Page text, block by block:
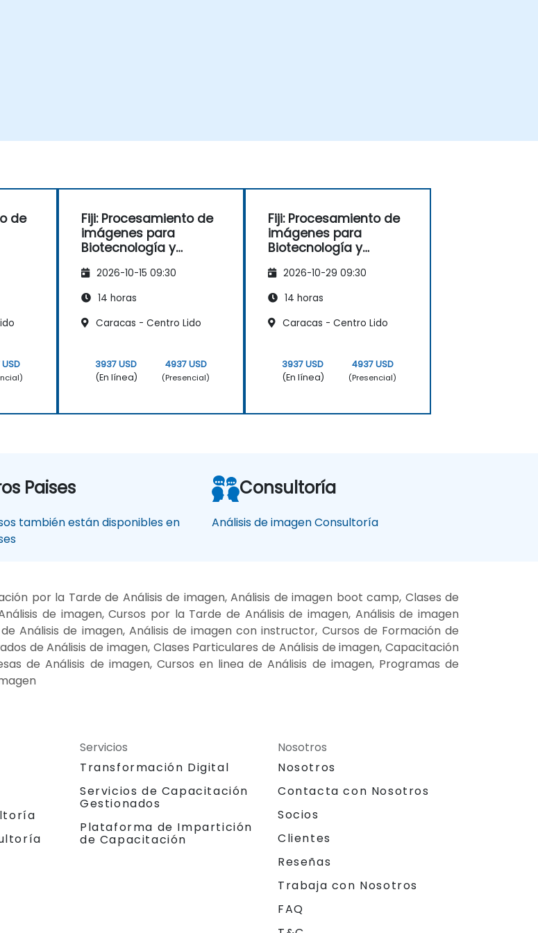
de
Fiji: Procesamiento de
imágenes para
Biotecnología y
2026-10-15 09:30
14 horas
Caracas - Centro Lido
3937 USD
(En línea)
4937 USD
(Presencial)
Fiji: Procesamiento de
imágenes para
Biotecnología y
2026-10-29 09:30
14 horas
Caracas - Centro Lido
3937 USD
(En línea)
4937 USD
(Presencial)
Paises
también están disponibles en
Consultoría
Análisis de imagen Consultoría
por la Tarde de Análisis de imagen, Análisis de imagen boot camp, Clases de
de imagen, Cursos por la Tarde de Análisis de imagen, Análisis de imagen
Análisis de imagen, Análisis de imagen con instructor, Cursos de Formación de
de Análisis de imagen, Clases Particulares de Análisis de imagen, Capacitación
de Análisis de imagen, Cursos en linea de Análisis de imagen, Programas de
Servicios
Transformación Digital
Servicios de Capacitación
Gestionados
Plataforma de Impartición
de Capacitación
Nosotros
Nosotros
Contacta con Nosotros
Socios
Clientes
Reseñas
Trabaja con Nosotros
FAQ